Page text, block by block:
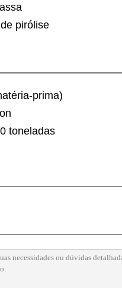
pirólise
prima)
toneladas